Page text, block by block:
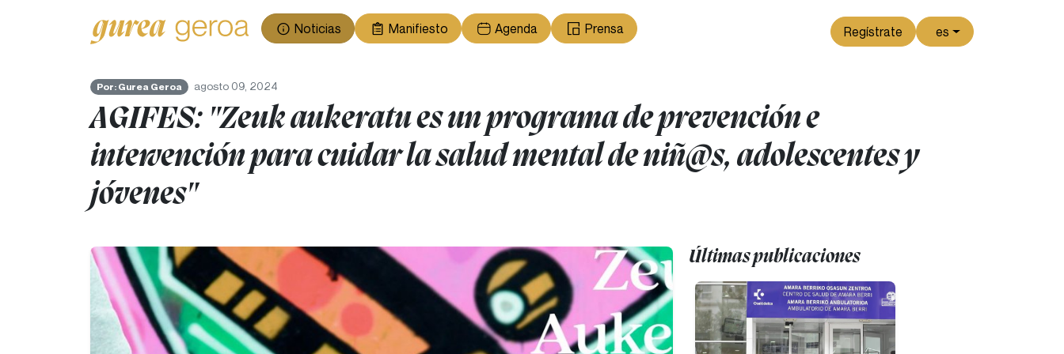
Noticias Manifiesto Agenda Prensa Regístrate es
Por: Gurea Geroa agosto 09, 2024
AGIFES: "Zeuk aukeratu es un programa de prevención e
intervención para cuidar la salud mental de niñ@s, adolescentes y
jóvenes"
Últimas publicaciones